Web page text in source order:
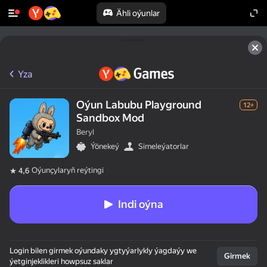
Ähli oýunlar
Yza
Oýun Labubu Playground
Sandbox Mod
12+
Beryl
Ýönekeý
Simeleýatorlar
4,6 Oýunçylaryň reýtingi
Indi oýna
Login bilen girmek oýundaky ygtyýarlykly ýagdaýy we
ýetginjeklikleri howpsuz saklar
Girmek